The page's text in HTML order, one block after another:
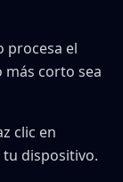
procesa el
corto sea
clic en
tu dispositivo.